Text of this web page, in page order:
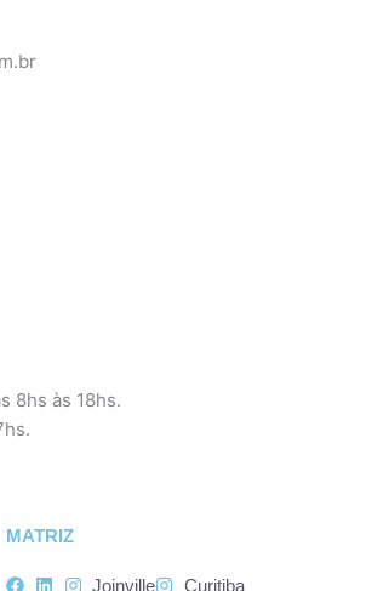
8hs às 18hs.
MATRIZ
Joinville Curitiba